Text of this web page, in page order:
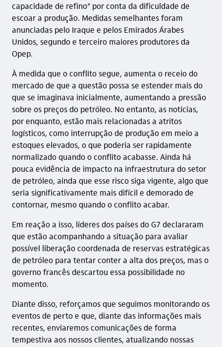
capacidade de refino” por conta da dificuldade de
escoar a produção. Medidas semelhantes foram
anunciadas pelo Iraque e pelos Emirados Árabes
Unidos, segundo e terceiro maiores produtores da
Opep.
À medida que o conflito segue, aumenta o receio do
mercado de que a questão possa se estender mais do
que se imaginava inicialmente, aumentando a pressão
sobre os preços do petróleo. No entanto, as notícias,
por enquanto, estão mais relacionadas a atritos
logísticos, como interrupção de produção em meio a
estoques elevados, o que poderia ser rapidamente
normalizado quando o conflito acabasse. Ainda há
pouca evidência de impacto na infraestrutura do setor
de petróleo, ainda que esse risco siga vigente, algo que
seria significativamente mais difícil e demorado de
contornar, mesmo quando o conflito acabar.
Em reação a isso, líderes dos países do G7 declararam
que estão acompanhando a situação para avaliar
possível liberação coordenada de reservas estratégicas
de petróleo para tentar conter a alta dos preços, mas o
governo francês descartou essa possibilidade no
momento.
Diante disso, reforçamos que seguimos monitorando os
eventos de perto e que, diante das informações mais
recentes, enviaremos comunicações de forma
tempestiva aos nossos clientes, atualizando nossas